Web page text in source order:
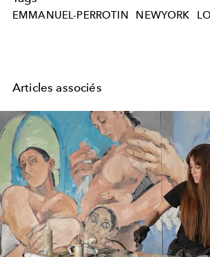
EMMANUEL-PERROTIN NEWYORK
Articles associés